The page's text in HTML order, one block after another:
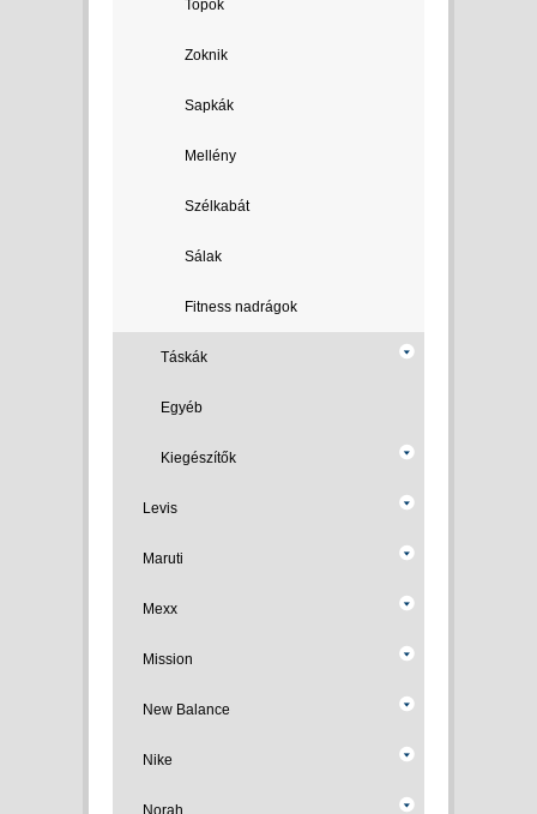
Topok
Zoknik
Sapkák
Mellény
Szélkabát
Sálak
Fitness nadrágok
Táskák
Egyéb
Kiegészítők
Levis
Maruti
Mexx
Mission
New Balance
Nike
Norah